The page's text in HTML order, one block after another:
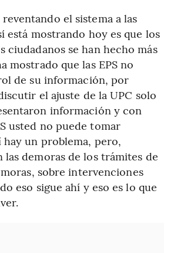
reventando el sistema a las
está mostrando hoy es que los
ciudadanos se han hecho más
mostrado que las EPS no
de su información, por
el ajuste de la UPC solo
información y con
usted no puede tomar
hay un problema, pero,
las demoras de los trámites de
sobre intervenciones
eso sigue ahí y eso es lo que